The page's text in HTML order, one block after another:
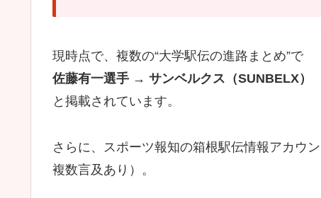
現時点で、複数の“大学駅伝の進路まとめ”で
佐藤有一選手 → サンベルクス（SUNBELX）
と掲載されています。
さらに、スポーツ報知の箱根駅伝情報アカウ
複数言及あり）。